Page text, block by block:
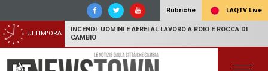
Rubriche LAQTV Live
ULTIM'ORA
INCENDI: UOMINI E AEREI AL LAVORO A ROIO E ROCCA DI
CAMBIO